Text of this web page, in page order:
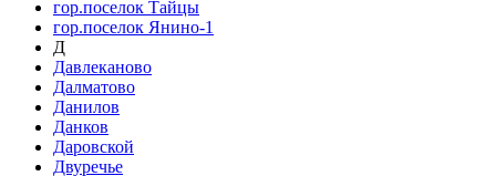
гор.поселок Тайцы
гор.поселок Янино-1
Д
Давлеканово
Далматово
Данилов
Данков
Даровской
Двуречье